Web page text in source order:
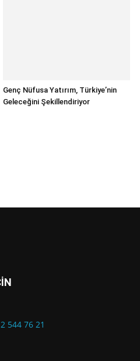
Genç Nüfusa Yatırım, Türkiye’nin
Geleceğini Şekillendiriyor
544 76 21